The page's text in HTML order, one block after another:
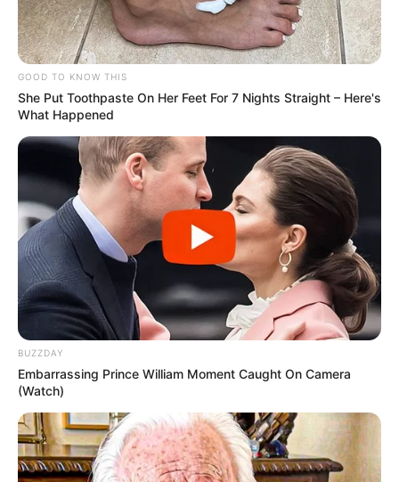
GOOD TO KNOW THIS
She Put Toothpaste On Her Feet For 7 Nights Straight – Here's
What Happened
BUZZDAY
Embarrassing Prince William Moment Caught On Camera
(Watch)